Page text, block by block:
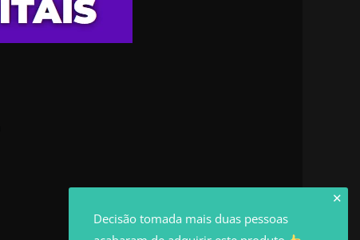
✕
Decisão tomada mais duas pessoas